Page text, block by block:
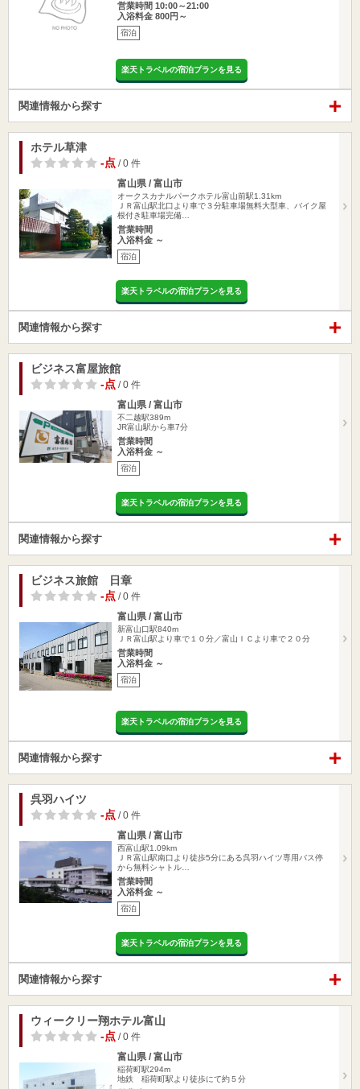
営業時間 10:00～21:00
入浴料金 800円～
宿泊
楽天トラベルの宿泊プランを見る
関連情報から探す
ホテル草津
-点 / 0 件
富山県 / 富山市
オークスカナルパークホテル富山前駅1.31km
ＪＲ富山駅北口より車で３分駐車場無料大型車、バイク屋
根付き駐車場完備…
営業時間
入浴料金 ～
宿泊
楽天トラベルの宿泊プランを見る
関連情報から探す
ビジネス富屋旅館
-点 / 0 件
富山県 / 富山市
不二越駅389m
JR富山駅から車7分
営業時間
入浴料金 ～
宿泊
楽天トラベルの宿泊プランを見る
関連情報から探す
ビジネス旅館 日章
-点 / 0 件
富山県 / 富山市
新富山口駅840m
ＪＲ富山駅より車で１０分／富山ＩＣより車で２０分
営業時間
入浴料金 ～
宿泊
楽天トラベルの宿泊プランを見る
関連情報から探す
呉羽ハイツ
-点 / 0 件
富山県 / 富山市
西富山駅1.09km
ＪＲ富山駅南口より徒歩5分にある呉羽ハイツ専用バス停
から無料シャトル…
営業時間
入浴料金 ～
宿泊
楽天トラベルの宿泊プランを見る
関連情報から探す
ウィークリー翔ホテル富山
-点 / 0 件
富山県 / 富山市
稲荷町駅294m
地鉄 稲荷町駅より徒歩にて約５分